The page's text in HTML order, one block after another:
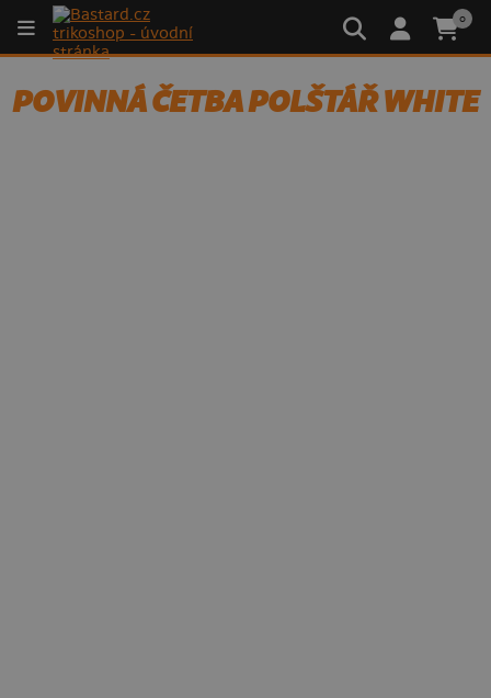
0
POVINNÁ ČETBA POLŠTÁŘ WHITE